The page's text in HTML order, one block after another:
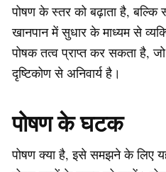
पोषण के स्तर को बढ़ाता है, बल्कि
खानपान में सुधार के माध्यम से
पोषक तत्व प्राप्त कर सकता है,
दृष्टिकोण से अनिवार्य है।
पोषण के घटक
पोषण क्या है, इसे समझने के लिए